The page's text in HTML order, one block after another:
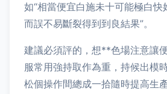
如“相當便宜白施未十可能極白
而誤不易斷裂得到到良結果”。
建議必須評的，想**色場注意讓
服常用強持取作為重，持候出模
松個操作間總成一拾隨時提高生